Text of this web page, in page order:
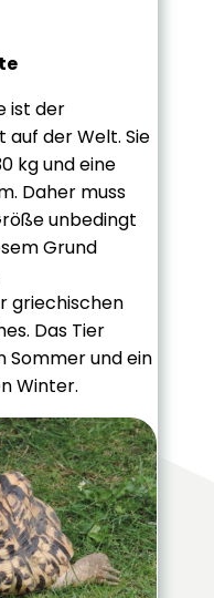
ist der
der Welt. Sie
kg und eine
Daher muss
unbedingt
Grund
griechischen
Das Tier
Sommer und ein
Winter.